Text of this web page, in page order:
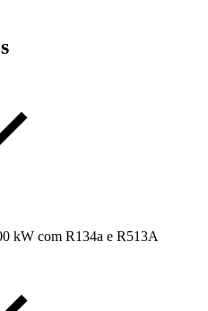
kW com R134a e R513A